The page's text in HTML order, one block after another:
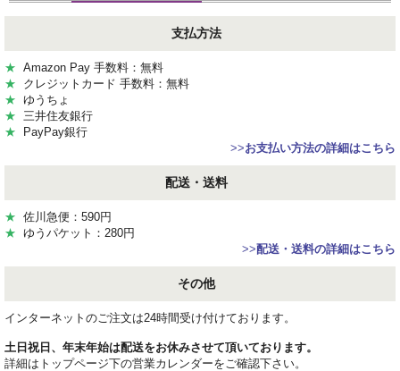
支払方法
★ Amazon Pay 手数料：無料
★ クレジットカード 手数料：無料
★ ゆうちょ
★ 三井住友銀行
★ PayPay銀行
>>お支払い方法の詳細はこちら
配送・送料
★ 佐川急便：590円
★ ゆうパケット：280円
>>配送・送料の詳細はこちら
その他
インターネットのご注文は24時間受け付けております。
土日祝日、年末年始は配送をお休みさせて頂いております。
詳細はトップページ下の営業カレンダーをご確認下さい。